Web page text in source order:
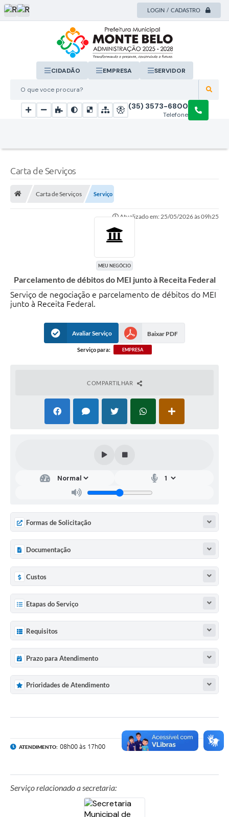
LOGIN / CADASTRO
O que voce procura?
CIDADÃO EMPRESA SERVIDOR
Telefone
(35) 3573-6800
Carta de Serviços
Carta de Serviços Serviço
Atualizado em: 25/05/2026 às 09h25
MEU NEGÓCIO
Parcelamento de débitos do MEI junto à Receita Federal
Serviço de negociação e parcelamento de débitos do MEI
junto à Receita Federal.
Avaliar Serviço Baixar PDF
Serviço para: EMPRESA
COMPARTILHAR
Formas de Solicitação
Documentação
Custos
Etapas do Serviço
Requisitos
Prazo para Atendimento
Prioridades de Atendimento
ATENDIMENTO: 08h00 às 17h00
Serviço relacionado a secretaria: